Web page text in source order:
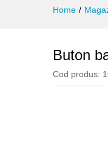
Home /
Buton
Cod produs: